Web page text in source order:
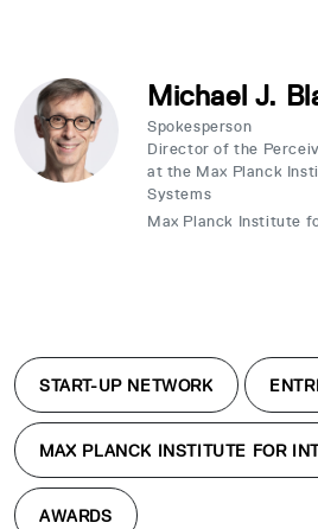
Michael J.
Spokesperson
Director of the
at the Max Planck
Systems
Max Planck Institute
START-UP NETWORK
MAX PLANCK INSTITUTE FOR
AWARDS